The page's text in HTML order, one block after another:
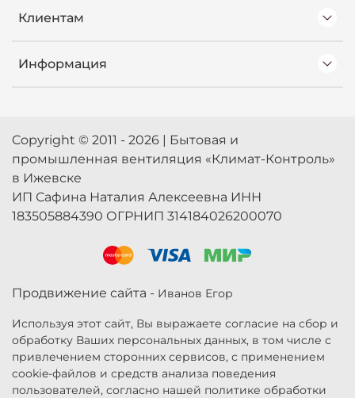
Клиентам
Информация
Copyright © 2011 - 2026 | Бытовая и
промышленная вентиляция «Климат-Контроль»
в Ижевске
ИП Сафина Наталия Алексеевна ИНН
183505884390 ОГРНИП 314184026200070
Продвижение сайта - Иванов Егор
Используя этот сайт, Вы выражаете согласие на сбор и
обработку Ваших персональных данных, в том числе с
привлечением сторонних сервисов, с применением
cookie-файлов и средств анализа поведения
пользователей, согласно нашей политике обработки